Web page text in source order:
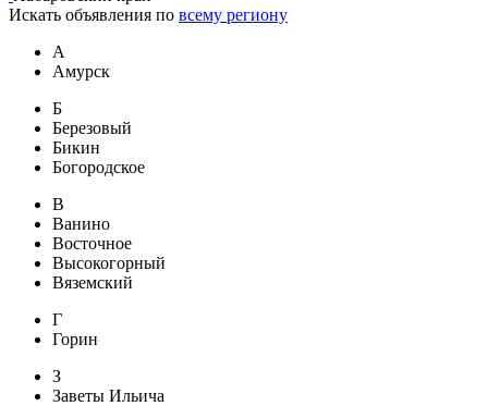
Искать объявления по всему региону
А
Амурск
Б
Березовый
Бикин
Богородское
В
Ванино
Восточное
Высокогорный
Вяземский
Г
Горин
З
Заветы Ильича